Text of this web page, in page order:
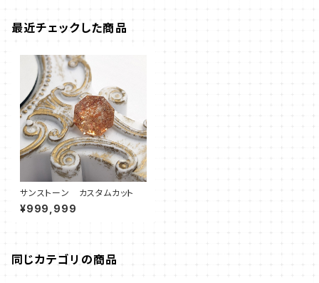
最近チェックした商品
サンストーン カスタムカット
¥999,999
同じカテゴリの商品